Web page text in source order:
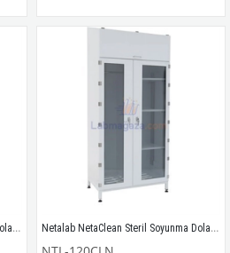
Netalab NetaClean Steril Soyunma Dolabı / NTL-100CLN Netalab NetaClean Steril Soyunma Dolabı / NTL-120CLN